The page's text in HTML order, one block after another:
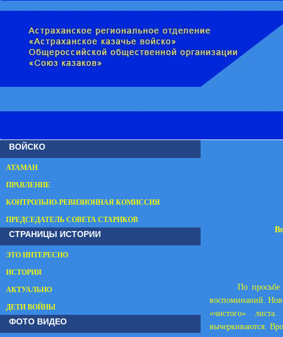
ВОЙСКО
АТАМАН
ПРАВЛЕНИЕ
КОНТРОЛЬНО-РЕВИЗИОННАЯ КОМИССИЯ
ПРЕДСЕДАТЕЛЬ СОВЕТА СТАРИКОВ
СТРАНИЦЫ ИСТОРИИ
ЭТО ИНТЕРЕСНО
ИСТОРИЯ
АКТУАЛЬНО
ДЕТИ ВОЙНЫ
ФОТО ВИДЕО
По просьбе
воспоминаний.
«чистого»
вычеркиваются.